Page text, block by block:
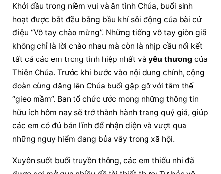
Khởi đầu trong niềm vui và ân tình Chúa, buổi sinh
hoạt được bắt đầu bằng bầu khí sôi động của bài cử
điệu “Vỗ tay chào mừng”. Những tiếng vỗ tay giòn giã
không chỉ là lời chào nhau mà còn là nhịp cầu nối kết
tất cả các em trong tình hiệp nhất và yêu thương của
Thiên Chúa. Trước khi bước vào nội dung chính, cộng
đoàn cùng dâng lên Chúa buổi gặp gỡ với tâm thế
“gieo mầm”. Ban tổ chức ước mong những thông tin
hữu ích hôm nay sẽ trở thành hành trang quý giá, giúp
các em có đủ bản lĩnh để nhận diện và vượt qua
những nguy hiểm đang bủa vây trong xã hội.
Xuyên suốt buổi truyền thông, các em thiếu nhi đã